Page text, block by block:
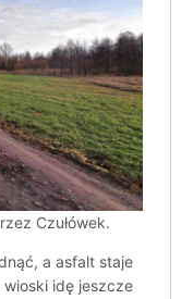
Czułówek.
a asfalt staje
idę jeszcze